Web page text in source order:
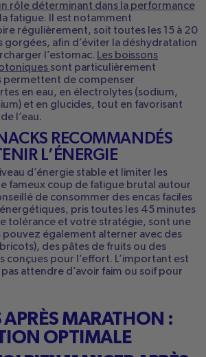
rôle déterminant dans la performance
fatigue. Il est notamment
régulièrement, soit toutes les 15 à 20
gorgées, afin d’éviter la déshydratation
l’estomac. Les boissons
sont particulièrement
permettent de compenser
en eau, en électrolytes (sodium,
et en glucides, tout en favorisant
l’eau.
RECOMMANDÉS
L’ÉNERGIE
d’énergie stable et limiter les
fameux coup de fatigue brutal autour
de consommer des encas faciles
énergétiques, pris toutes les 45 minutes
tolérance et votre stratégie, sont une
pouvez également alterner avec des
des pâtes de fruits ou des
conçues pour l’effort. L’important est
attendre d’avoir faim ou soif pour
APRÈS MARATHON :
OPTIMALE